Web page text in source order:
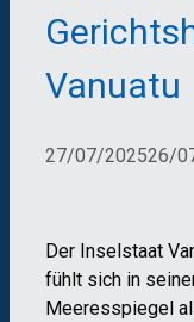
Vanuatu
27/07/202526/
Der Inselstaat
fühlt sich in
Meeresspiegel